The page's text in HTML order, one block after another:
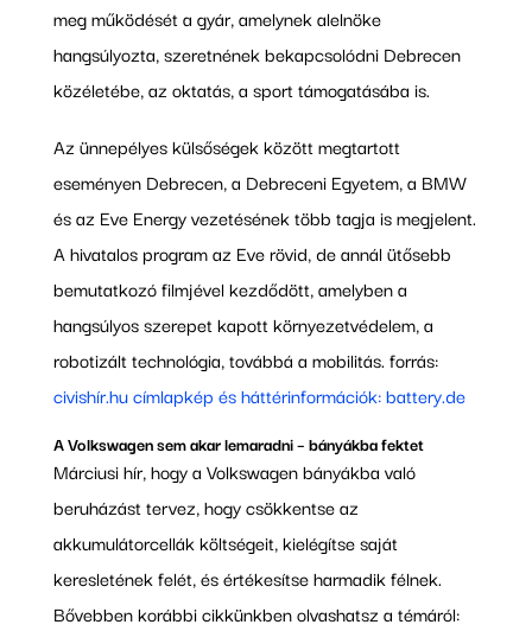
meg működését a gyár, amelynek alelnöke
hangsúlyozta, szeretnének bekapcsolódni Debrecen
közéletébe, az oktatás, a sport támogatásába is.
Az ünnepélyes külsőségek között megtartott
eseményen Debrecen, a Debreceni Egyetem, a BMW
és az Eve Energy vezetésének több tagja is megjelent.
A hivatalos program az Eve rövid, de annál ütősebb
bemutatkozó filmjével kezdődött, amelyben a
hangsúlyos szerepet kapott környezetvédelem, a
robotizált technológia, továbbá a mobilitás. forrás:
civishír.hucímlapkép és háttérinformációk:battery.de
A Volkswagen sem akar lemaradni – bányákba fektet
Márciusi hír, hogy a Volkswagen bányákba való
beruházást tervez, hogy csökkentse az
akkumulátorcellák költségeit, kielégítse saját
keresletének felét, és értékesítse harmadik félnek.
Bővebben korábbi cikkünkben olvashatsz a témáról: